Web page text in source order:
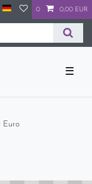
0 0,00 EUR
☰
Euro